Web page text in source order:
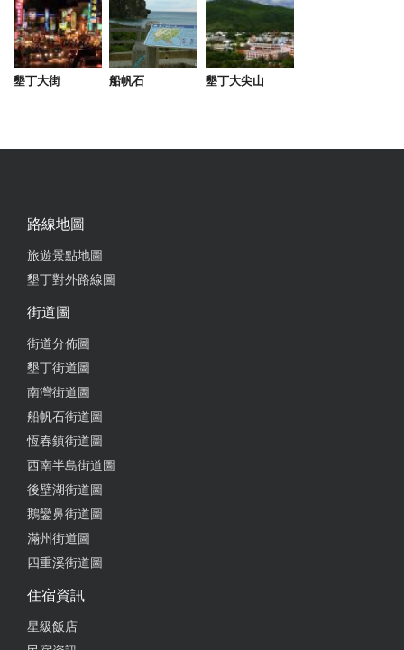
2025-07-07 19:43:03
from google
大蠻多的 裝潢得很漂亮氛圍感拉滿 地理環境優異要
「在大街附近」又「有泳池」真的太難找了 老闆 老
闆娘的服務也很棒不會因為生意好就態度不佳 唯一美
旁邊墾丁大街、到海邊2分鐘，2000$，附上停車場，
在墾丁大街的巷內 出飯店走路一分鐘開始逛
墾丁大街 船帆石 墾丁大尖山
路線地圖
旅遊景點地圖
墾丁對外路線圖
街道圖
街道分佈圖
墾丁街道圖
南灣街道圖
船帆石街道圖
恆春鎮街道圖
西南半島街道圖
後壁湖街道圖
鵝鑾鼻街道圖
滿州街道圖
四重溪街道圖
住宿資訊
星級飯店